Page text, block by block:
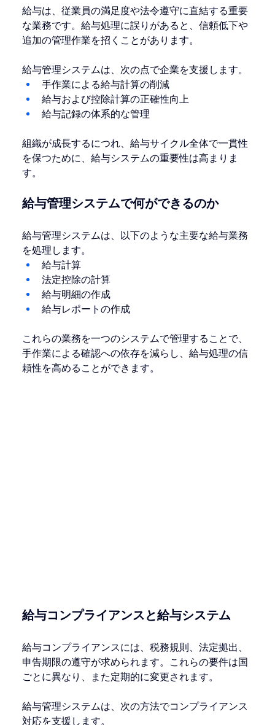
給与は、従業員の満足度や法令遵守に直結する重要
な業務です。給与処理に誤りがあると、信頼低下や
追加の管理作業を招くことがあります。
給与管理システムは、次の点で企業を支援します。
手作業による給与計算の削減
給与および控除計算の正確性向上
給与記録の体系的な管理
組織が成長するにつれ、給与サイクル全体で一貫性
を保つために、給与システムの重要性は高まりま
す。
給与管理システムで何ができるのか
給与管理システムは、以下のような主要な給与業務
を処理します。
給与計算
法定控除の計算
給与明細の作成
給与レポートの作成
これらの業務を一つのシステムで管理することで、
手作業による確認への依存を減らし、給与処理の信
頼性を高めることができます。
給与コンプライアンスと給与システム
給与コンプライアンスには、税務規則、法定拠出、
申告期限の遵守が求められます。これらの要件は国
ごとに異なり、また定期的に変更されます。
給与管理システムは、次の方法でコンプライアンス
対応を支援します。